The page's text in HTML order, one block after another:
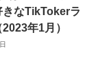
きなTikTokerラ
年1月）